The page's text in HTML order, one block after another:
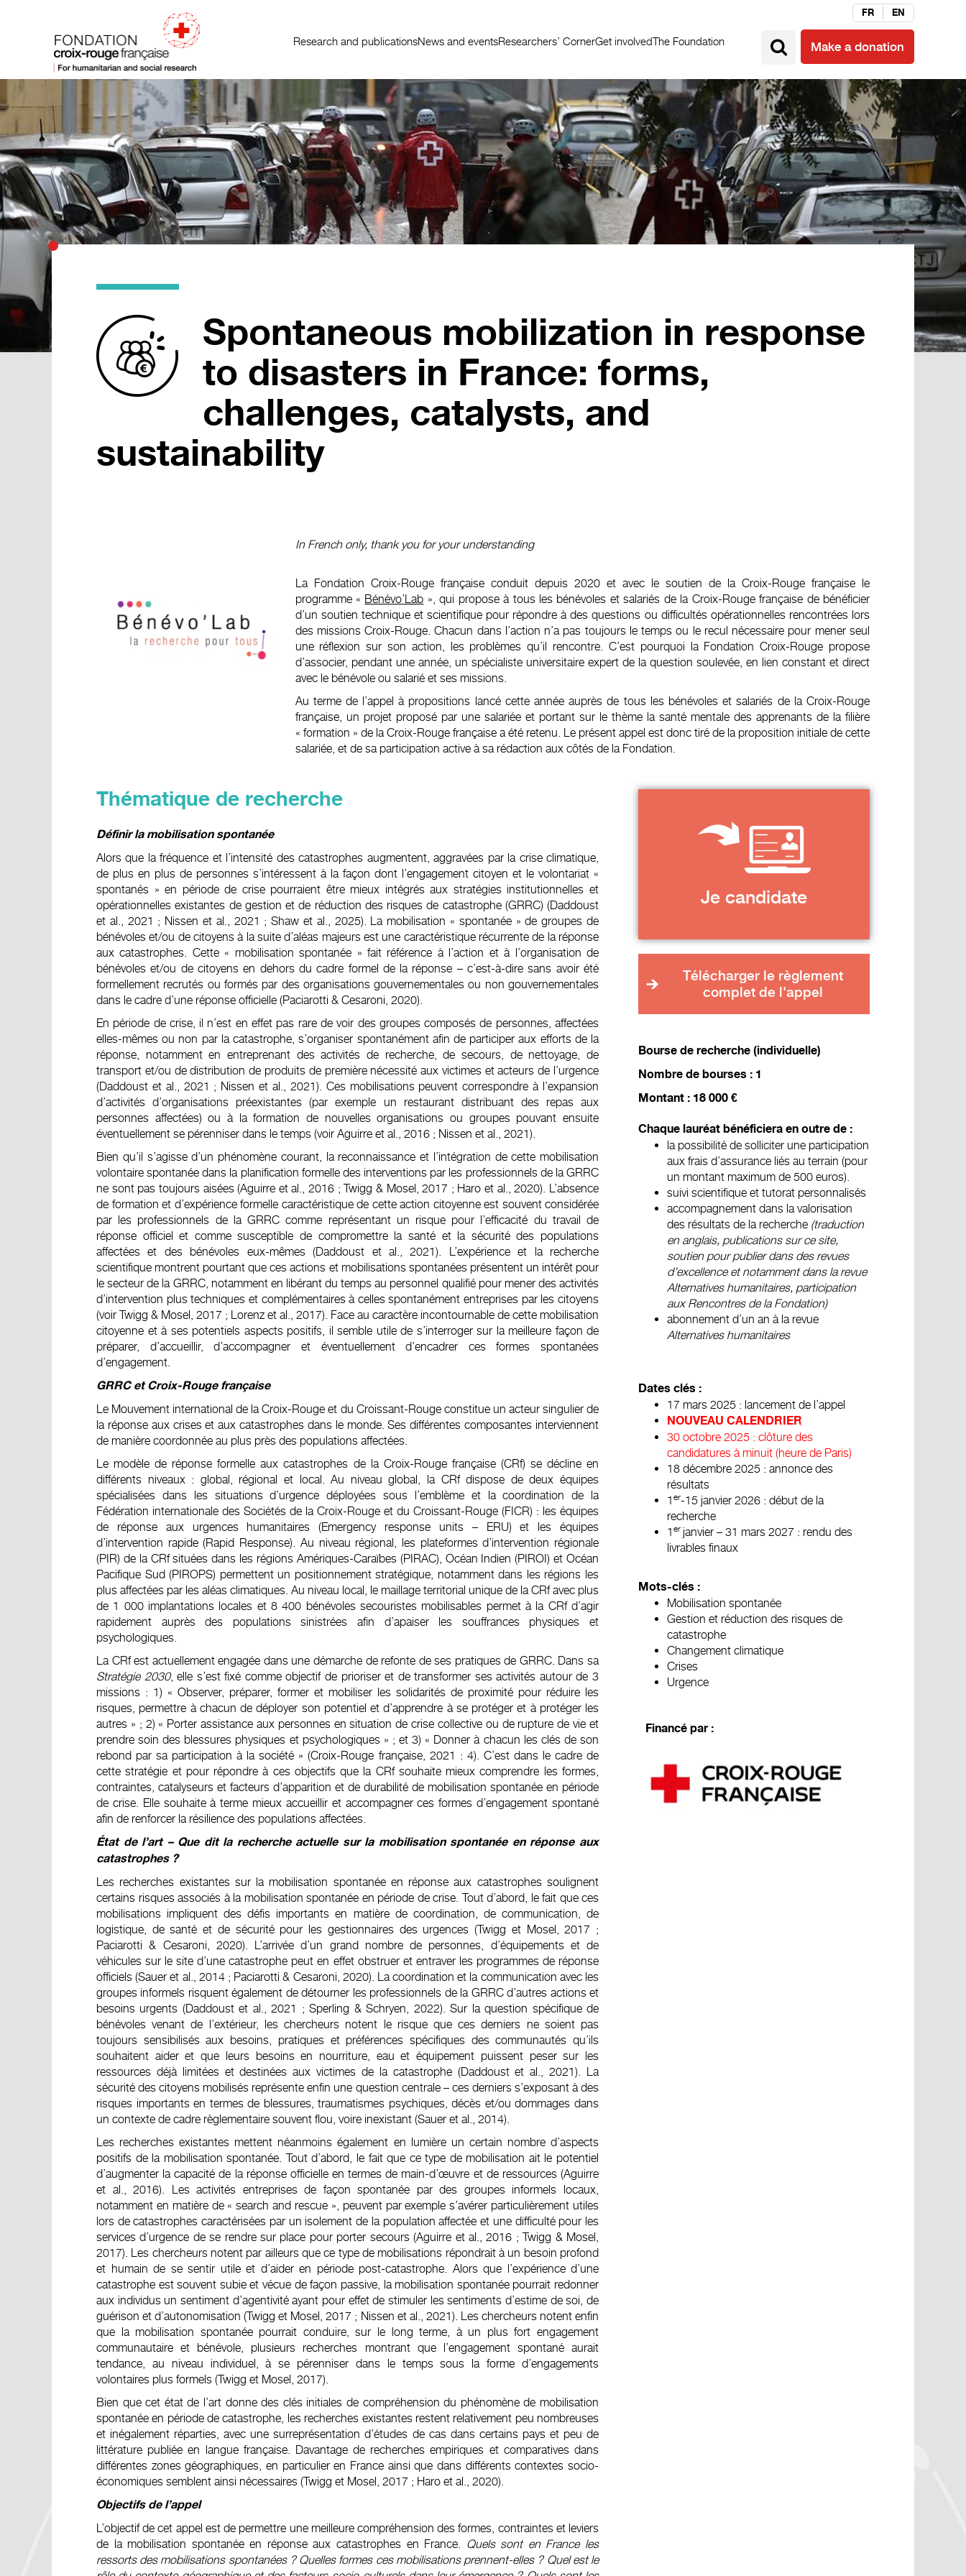
FR EN
Research and publicationsNews and eventsResearchers’ CornerGet involvedThe Foundation Make a donation
Spontaneous mobilization in response
to disasters in France: forms,
challenges, catalysts, and
sustainability
In French only, thank you for your understanding
La Fondation Croix-Rouge française conduit depuis 2020 et avec le soutien de la Croix-Rouge française le
programme « Bénévo’Lab », qui propose à tous les bénévoles et salariés de la Croix-Rouge française de bénéficier
d’un soutien technique et scientifique pour répondre à des questions ou difficultés opérationnelles rencontrées lors
des missions Croix-Rouge. Chacun dans l’action n’a pas toujours le temps ou le recul nécessaire pour mener seul
une réflexion sur son action, les problèmes qu’il rencontre. C’est pourquoi la Fondation Croix-Rouge propose
d’associer, pendant une année, un spécialiste universitaire expert de la question soulevée, en lien constant et direct
avec le bénévole ou salarié et ses missions.
Au terme de l’appel à propositions lancé cette année auprès de tous les bénévoles et salariés de la Croix-Rouge
française, un projet proposé par une salariée et portant sur le thème la santé mentale des apprenants de la filière
« formation » de la Croix-Rouge française a été retenu. Le présent appel est donc tiré de la proposition initiale de cette
salariée, et de sa participation active à sa rédaction aux côtés de la Fondation.
Thématique de recherche
Définir la mobilisation spontanée
Alors que la fréquence et l’intensité des catastrophes augmentent, aggravées par la crise climatique,
de plus en plus de personnes s’intéressent à la façon dont l’engagement citoyen et le volontariat «
spontanés » en période de crise pourraient être mieux intégrés aux stratégies institutionnelles et
opérationnelles existantes de gestion et de réduction des risques de catastrophe (GRRC) (Daddoust
et al., 2021 ; Nissen et al., 2021 ; Shaw et al., 2025). La mobilisation « spontanée » de groupes de
bénévoles et/ou de citoyens à la suite d’aléas majeurs est une caractéristique récurrente de la réponse
aux catastrophes. Cette « mobilisation spontanée » fait référence à l’action et à l’organisation de
bénévoles et/ou de citoyens en dehors du cadre formel de la réponse – c’est-à-dire sans avoir été
formellement recrutés ou formés par des organisations gouvernementales ou non gouvernementales
dans le cadre d’une réponse officielle (Paciarotti & Cesaroni, 2020).
En période de crise, il n’est en effet pas rare de voir des groupes composés de personnes, affectées
elles-mêmes ou non par la catastrophe, s’organiser spontanément afin de participer aux efforts de la
réponse, notamment en entreprenant des activités de recherche, de secours, de nettoyage, de
transport et/ou de distribution de produits de première nécessité aux victimes et acteurs de l’urgence
(Daddoust et al., 2021 ; Nissen et al., 2021). Ces mobilisations peuvent correspondre à l’expansion
d’activités d’organisations préexistantes (par exemple un restaurant distribuant des repas aux
personnes affectées) ou à la formation de nouvelles organisations ou groupes pouvant ensuite
éventuellement se pérenniser dans le temps (voir Aguirre et al., 2016 ; Nissen et al., 2021).
Bien qu’il s’agisse d’un phénomène courant, la reconnaissance et l’intégration de cette mobilisation
volontaire spontanée dans la planification formelle des interventions par les professionnels de la GRRC
ne sont pas toujours aisées (Aguirre et al., 2016 ; Twigg & Mosel, 2017 ; Haro et al., 2020). L’absence
de formation et d’expérience formelle caractéristique de cette action citoyenne est souvent considérée
par les professionnels de la GRRC comme représentant un risque pour l’efficacité du travail de
réponse officiel et comme susceptible de compromettre la santé et la sécurité des populations
affectées et des bénévoles eux-mêmes (Daddoust et al., 2021). L’expérience et la recherche
scientifique montrent pourtant que ces actions et mobilisations spontanées présentent un intérêt pour
le secteur de la GRRC, notamment en libérant du temps au personnel qualifié pour mener des activités
d’intervention plus techniques et complémentaires à celles spontanément entreprises par les citoyens
(voir Twigg & Mosel, 2017 ; Lorenz et al., 2017). Face au caractère incontournable de cette mobilisation
citoyenne et à ses potentiels aspects positifs, il semble utile de s’interroger sur la meilleure façon de
préparer, d’accueillir, d’accompagner et éventuellement d’encadrer ces formes spontanées
d’engagement.
GRRC et Croix-Rouge française
Le Mouvement international de la Croix-Rouge et du Croissant-Rouge constitue un acteur singulier de
la réponse aux crises et aux catastrophes dans le monde. Ses différentes composantes interviennent
de manière coordonnée au plus près des populations affectées.
Le modèle de réponse formelle aux catastrophes de la Croix-Rouge française (CRf) se décline en
différents niveaux : global, régional et local. Au niveau global, la CRf dispose de deux équipes
spécialisées dans les situations d’urgence déployées sous l’emblème et la coordination de la
Fédération internationale des Sociétés de la Croix-Rouge et du Croissant-Rouge (FICR) : les équipes
de réponse aux urgences humanitaires (Emergency response units – ERU) et les équipes
d’intervention rapide (Rapid Response). Au niveau régional, les plateformes d’intervention régionale
(PIR) de la CRf situées dans les régions Amériques-Caraïbes (PIRAC), Océan Indien (PIROI) et Océan
Pacifique Sud (PIROPS) permettent un positionnement stratégique, notamment dans les régions les
plus affectées par les aléas climatiques. Au niveau local, le maillage territorial unique de la CRf avec plus
de 1 000 implantations locales et 8 400 bénévoles secouristes mobilisables permet à la CRf d’agir
rapidement auprès des populations sinistrées afin d’apaiser les souffrances physiques et
psychologiques.
La CRf est actuellement engagée dans une démarche de refonte de ses pratiques de GRRC. Dans sa
Stratégie 2030, elle s’est fixé comme objectif de prioriser et de transformer ses activités autour de 3
missions : 1) « Observer, préparer, former et mobiliser les solidarités de proximité pour réduire les
risques, permettre à chacun de déployer son potentiel et d’apprendre à se protéger et à protéger les
autres » ; 2) « Porter assistance aux personnes en situation de crise collective ou de rupture de vie et
prendre soin des blessures physiques et psychologiques » ; et 3) « Donner à chacun les clés de son
rebond par sa participation à la société » (Croix-Rouge française, 2021 : 4). C’est dans le cadre de
cette stratégie et pour répondre à ces objectifs que la CRf souhaite mieux comprendre les formes,
contraintes, catalyseurs et facteurs d’apparition et de durabilité de mobilisation spontanée en période
de crise. Elle souhaite à terme mieux accueillir et accompagner ces formes d’engagement spontané
afin de renforcer la résilience des populations affectées.
État de l’art – Que dit la recherche actuelle sur la mobilisation spontanée en réponse aux
catastrophes ?
Les recherches existantes sur la mobilisation spontanée en réponse aux catastrophes soulignent
certains risques associés à la mobilisation spontanée en période de crise. Tout d’abord, le fait que ces
mobilisations impliquent des défis importants en matière de coordination, de communication, de
logistique, de santé et de sécurité pour les gestionnaires des urgences (Twigg et Mosel, 2017 ;
Paciarotti & Cesaroni, 2020). L’arrivée d’un grand nombre de personnes, d’équipements et de
véhicules sur le site d’une catastrophe peut en effet obstruer et entraver les programmes de réponse
officiels (Sauer et al., 2014 ; Paciarotti & Cesaroni, 2020). La coordination et la communication avec les
groupes informels risquent également de détourner les professionnels de la GRRC d’autres actions et
besoins urgents (Daddoust et al., 2021 ; Sperling & Schryen, 2022). Sur la question spécifique de
bénévoles venant de l’extérieur, les chercheurs notent le risque que ces derniers ne soient pas
toujours sensibilisés aux besoins, pratiques et préférences spécifiques des communautés qu’ils
souhaitent aider et que leurs besoins en nourriture, eau et équipement puissent peser sur les
ressources déjà limitées et destinées aux victimes de la catastrophe (Daddoust et al., 2021). La
sécurité des citoyens mobilisés représente enfin une question centrale – ces derniers s’exposant à des
risques importants en termes de blessures, traumatismes psychiques, décès et/ou dommages dans
un contexte de cadre règlementaire souvent flou, voire inexistant (Sauer et al., 2014).
Les recherches existantes mettent néanmoins également en lumière un certain nombre d’aspects
positifs de la mobilisation spontanée. Tout d’abord, le fait que ce type de mobilisation ait le potentiel
d’augmenter la capacité de la réponse officielle en termes de main-d’œuvre et de ressources (Aguirre
et al., 2016). Les activités entreprises de façon spontanée par des groupes informels locaux,
notamment en matière de « search and rescue », peuvent par exemple s’avérer particulièrement utiles
lors de catastrophes caractérisées par un isolement de la population affectée et une difficulté pour les
services d’urgence de se rendre sur place pour porter secours (Aguirre et al., 2016 ; Twigg & Mosel,
2017). Les chercheurs notent par ailleurs que ce type de mobilisations répondrait à un besoin profond
et humain de se sentir utile et d’aider en période post-catastrophe. Alors que l’expérience d’une
catastrophe est souvent subie et vécue de façon passive, la mobilisation spontanée pourrait redonner
aux individus un sentiment d’agentivité ayant pour effet de stimuler les sentiments d’estime de soi, de
guérison et d’autonomisation (Twigg et Mosel, 2017 ; Nissen et al., 2021). Les chercheurs notent enfin
que la mobilisation spontanée pourrait conduire, sur le long terme, à un plus fort engagement
communautaire et bénévole, plusieurs recherches montrant que l’engagement spontané aurait
tendance, au niveau individuel, à se pérenniser dans le temps sous la forme d’engagements
volontaires plus formels (Twigg et Mosel, 2017).
Bien que cet état de l’art donne des clés initiales de compréhension du phénomène de mobilisation
spontanée en période de catastrophe, les recherches existantes restent relativement peu nombreuses
et inégalement réparties, avec une surreprésentation d’études de cas dans certains pays et peu de
littérature publiée en langue française. Davantage de recherches empiriques et comparatives dans
différentes zones géographiques, en particulier en France ainsi que dans différents contextes socio-
économiques semblent ainsi nécessaires (Twigg et Mosel, 2017 ; Haro et al., 2020).
Objectifs de l’appel
L’objectif de cet appel est de permettre une meilleure compréhension des formes, contraintes et leviers
de la mobilisation spontanée en réponse aux catastrophes en France. Quels sont en France les
ressorts des mobilisations spontanées ? Quelles formes ces mobilisations prennent-elles ? Quel est le
Je candidate
Télécharger le règlement
complet de l'appel
Bourse de recherche (individuelle)
Nombre de bourses : 1
Montant : 18 000 €
Chaque lauréat bénéficiera en outre de :
la possibilité de solliciter une participation
aux frais d’assurance liés au terrain (pour
un montant maximum de 500 euros).
suivi scientifique et tutorat personnalisés
accompagnement dans la valorisation
des résultats de la recherche (traduction
en anglais, publications sur ce site,
soutien pour publier dans des revues
d’excellence et notamment dans la revue
Alternatives humanitaires, participation
aux Rencontres de la Fondation)
abonnement d’un an à la revue
Alternatives humanitaires
Dates clés :
17 mars 2025 : lancement de l’appel
NOUVEAU CALENDRIER
30 octobre 2025 : clôture des
candidatures à minuit (heure de Paris)
18 décembre 2025 : annonce des
résultats
1 er-15 janvier 2026 : début de la
recherche
1 er janvier – 31 mars 2027 : rendu des
livrables finaux
Mots-clés :
Mobilisation spontanée
Gestion et réduction des risques de
catastrophe
Changement climatique
Crises
Urgence
Financé par :